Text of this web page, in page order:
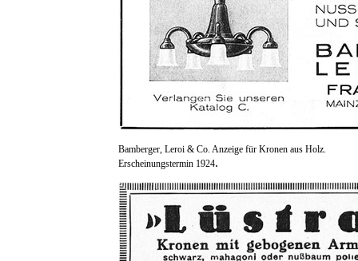
Bamberger, Leroi & Co. Anzeige für Kronen aus Holz.
Erscheinungstermin 1924.